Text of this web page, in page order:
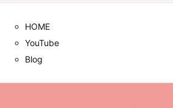
HOME
YouTube
Blog